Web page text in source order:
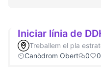
Iniciar línia de
Treballem el pla
Canòdrom Obert
0 0